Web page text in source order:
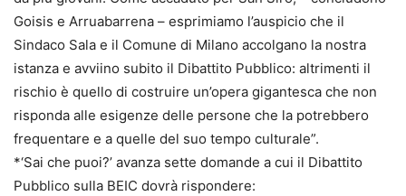
Goisis e Arruabarrena – esprimiamo l’auspicio che il
Sindaco Sala e il Comune di Milano accolgano la nostra
istanza e avviino subito il Dibattito Pubblico: altrimenti il
rischio è quello di costruire un’opera gigantesca che non
risponda alle esigenze delle persone che la potrebbero
frequentare e a quelle del suo tempo culturale”.
*‘Sai che puoi?’ avanza sette domande a cui il Dibattito
Pubblico sulla BEIC dovrà rispondere: